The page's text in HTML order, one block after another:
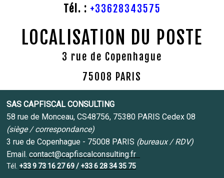
Tél. : +33628343575
LOCALISATION DU POSTE
3 rue de Copenhague
75008 PARIS
SAS CAPFISCAL CONSULTING
58 rue de Monceau, CS48756, 75380 PARIS Cedex 08
(siège / correspondance)
3 rue de Copenhague - 75008 PARIS (bureaux / RDV)
Email. contact@capfiscalconsulting.fr
Tél. +33 9 73 16 27 69/ +33 6 28 34 35 75